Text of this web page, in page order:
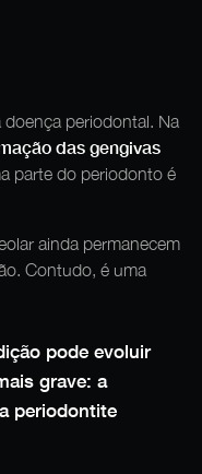
doença periodontal. Na
das gengivas
parte do periodonto é
ainda permanecem
Contudo, é uma
pode evoluir
grave: a
periodontite